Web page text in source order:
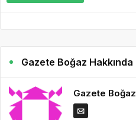
Gazete Boğaz Hakkında
Gazete Boğaz